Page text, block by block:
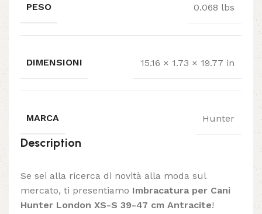
PESO 0.068 lbs
DIMENSIONI 15.16 × 1.73 × 19.77 in
MARCA Hunter
Description
Se sei alla ricerca di novità alla moda sul
mercato, ti presentiamo Imbracatura per Cani
Hunter London XS-S 39-47 cm Antracite!